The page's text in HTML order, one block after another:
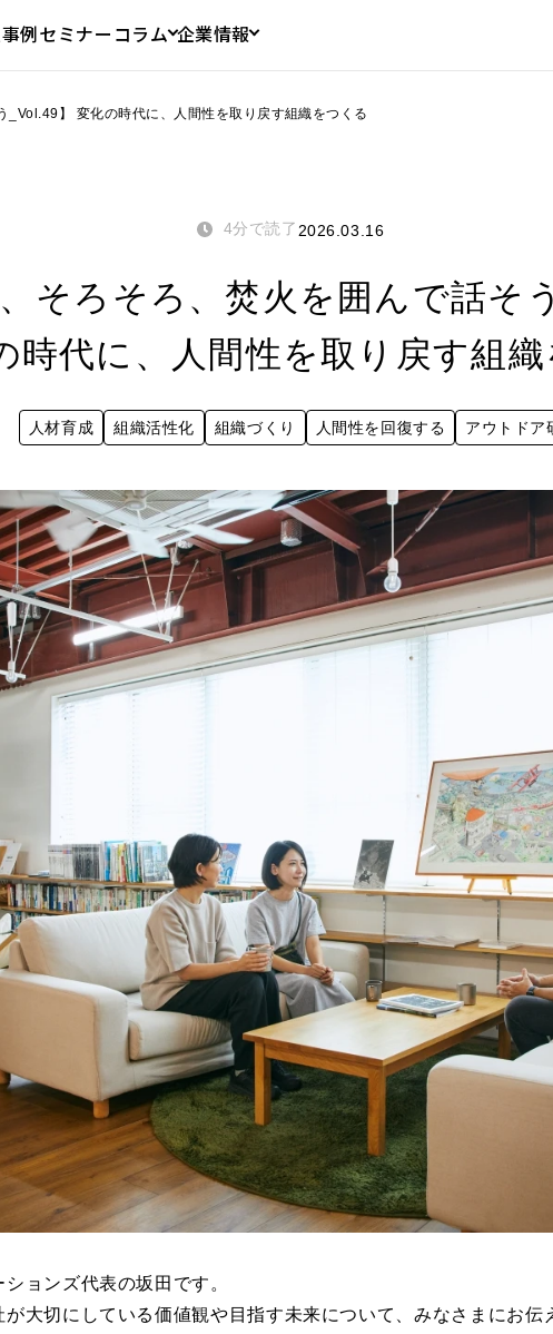
例セミナー コラム 企業情報
_Vol.49】 変化の時代に、人間性を取り戻す組織をつくる
4分で読了 2026.03.16
、そろそろ、焚火を囲んで話そ
時代に、人間性を取り戻す組
人材育成 組織活性化 組織づくり 人間性を回復する アウトドア
ョンズ代表の坂田です。
大切にしている価値観や目指す未来について、みなさまにお